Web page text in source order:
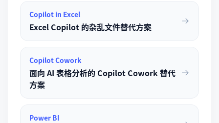
Copilot in Excel
Excel Copilot 的杂乱文件替代方案
Copilot Cowork
面向 AI 表格分析的 Copilot Cowork 替代
方案
Power BI